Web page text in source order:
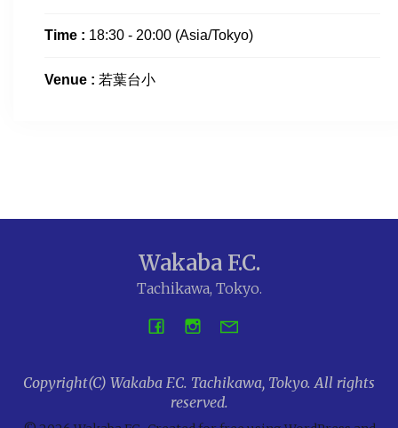
Time : 18:30 - 20:00 (Asia/Tokyo)
Venue : 若葉台小
Wakaba F.C.
Tachikawa, Tokyo.
Copyright(C) Wakaba F.C. Tachikawa, Tokyo. All rights
reserved.